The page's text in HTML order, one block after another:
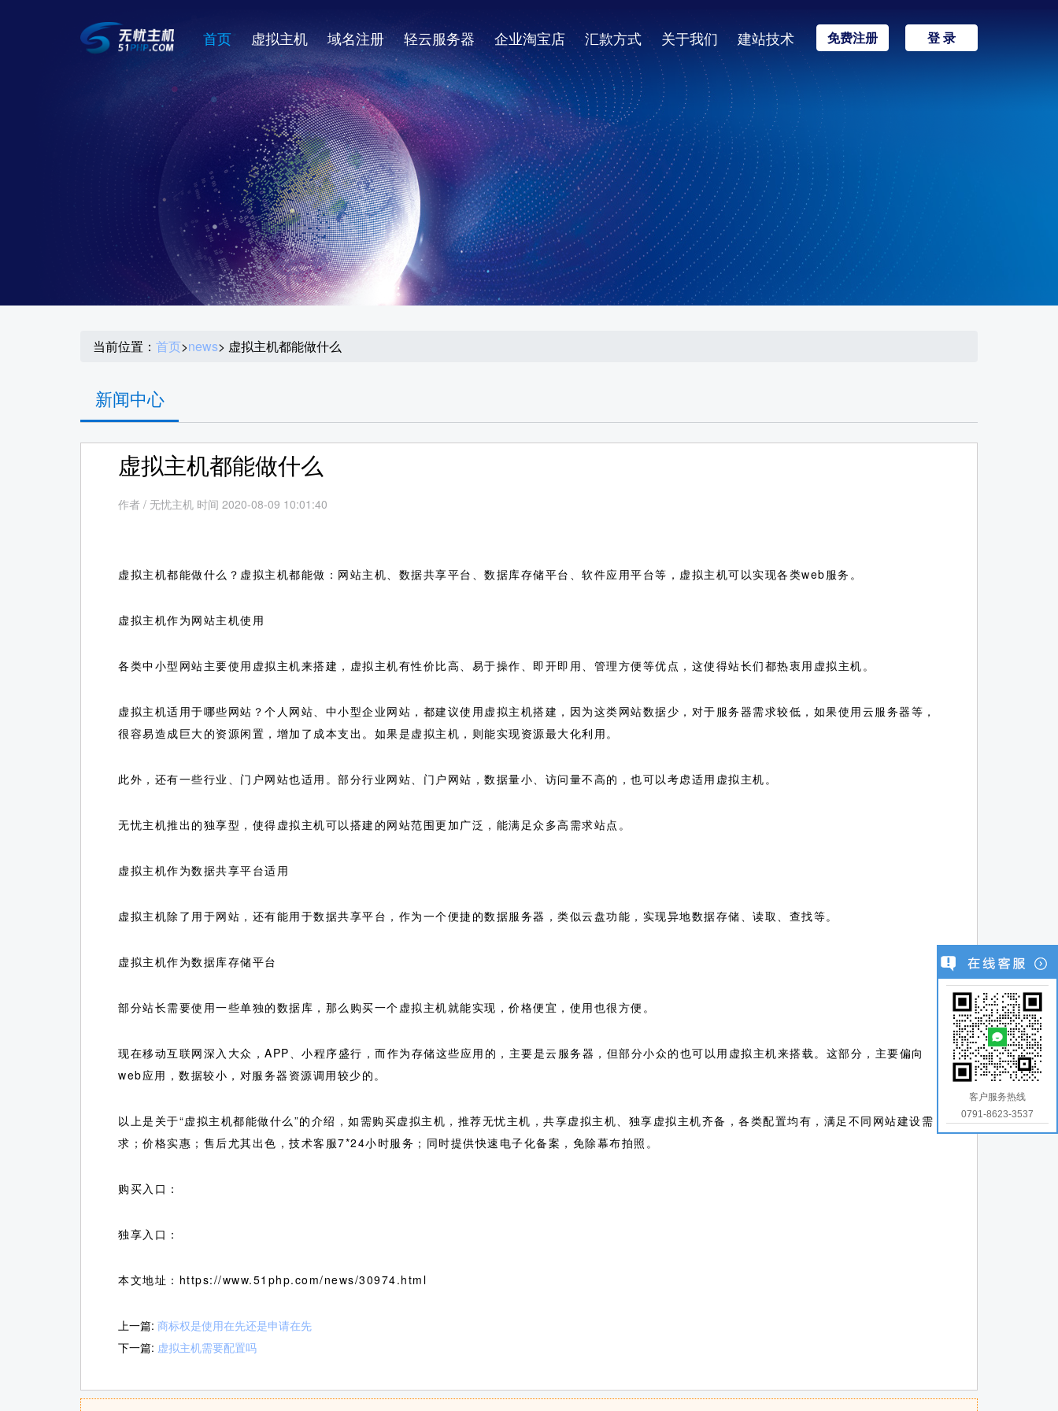
首页 虚拟主机 域名注册 轻云服务器 企业淘宝店 汇款方式 关于我们 建站技术 免费注册 登 录
当前位置： 首页>news> 虚拟主机都能做什么
新闻中心
虚拟主机都能做什么
作者 / 无忧主机 时间 2020-08-09 10:01:40
虚拟主机都能做什么？虚拟主机都能做：网站主机、数据共享平台、数据库存储平台、软件应用平台等，虚拟主机可以实现各类web服务。
虚拟主机作为网站主机使用
各类中小型网站主要使用虚拟主机来搭建，虚拟主机有性价比高、易于操作、即开即用、管理方便等优点，这使得站长们都热衷用虚拟主机。
虚拟主机适用于哪些网站？个人网站、中小型企业网站，都建议使用虚拟主机搭建，因为这类网站数据少，对于服务器需求较低，如果使用云服务器等，
很容易造成巨大的资源闲置，增加了成本支出。如果是虚拟主机，则能实现资源最大化利用。
此外，还有一些行业、门户网站也适用。部分行业网站、门户网站，数据量小、访问量不高的，也可以考虑适用虚拟主机。
无忧主机推出的独享型，使得虚拟主机可以搭建的网站范围更加广泛，能满足众多高需求站点。
虚拟主机作为数据共享平台适用
虚拟主机除了用于网站，还有能用于数据共享平台，作为一个便捷的数据服务器，类似云盘功能，实现异地数据存储、读取、查找等。
虚拟主机作为数据库存储平台
部分站长需要使用一些单独的数据库，那么购买一个虚拟主机就能实现，价格便宜，使用也很方便。
现在移动互联网深入大众，APP、小程序盛行，而作为存储这些应用的，主要是云服务器，但部分小众的也可以用虚拟主机来搭载。这部分，主要偏向
web应用，数据较小，对服务器资源调用较少的。
以上是关于“虚拟主机都能做什么”的介绍，如需购买虚拟主机，推荐无忧主机，共享虚拟主机、独享虚拟主机齐备，各类配置均有，满足不同网站建设需
求；价格实惠；售后尤其出色，技术客服7*24小时服务；同时提供快速电子化备案，免除幕布拍照。
购买入口：
独享入口：
本文地址：https://www.51php.com/news/30974.html
上一篇: 商标权是使用在先还是申请在先
下一篇: 虚拟主机需要配置吗
客户服务热线
0791-8623-3537